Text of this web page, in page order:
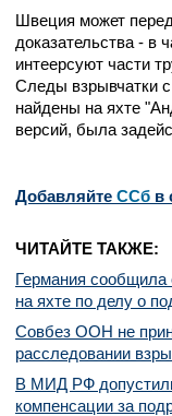
Швеция может
доказательства - в
интеерсуют части
Следы взрывчатки
найдены на яхте
версий, была
Добавляйте CСб в
ЧИТАЙТЕ ТАКЖЕ:
Германия сообщила
на яхте по делу о
Совбез ООН не
расследовании
В МИД РФ
компенсации за